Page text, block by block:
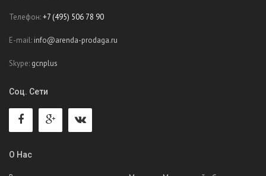
Телефон:+7 (495) 506 78 90
E-mail: info@arenda-prodaga.ru
Skype: gcnplus
Соц. Сети
О Нас